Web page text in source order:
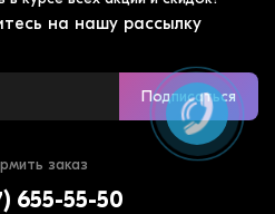
на нашу рассылку
Подписаться
заказ
655-55-50